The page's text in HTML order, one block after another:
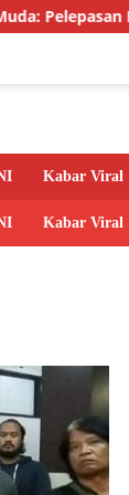
Kontingen
Kabar Viral
Kabar Viral